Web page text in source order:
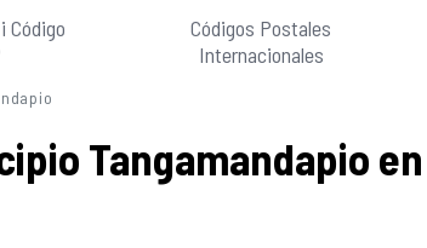
Código
Códigos Postales
Internacionales
Tangamandapio